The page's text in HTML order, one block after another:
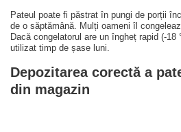
Pateul poate fi păstrat în pungi de porții
de o săptămână. Mulți oameni îl
Dacă congelatorul are un îngheț rapid (-18
utilizat timp de șase luni.
Depozitarea corectă a
din magazin